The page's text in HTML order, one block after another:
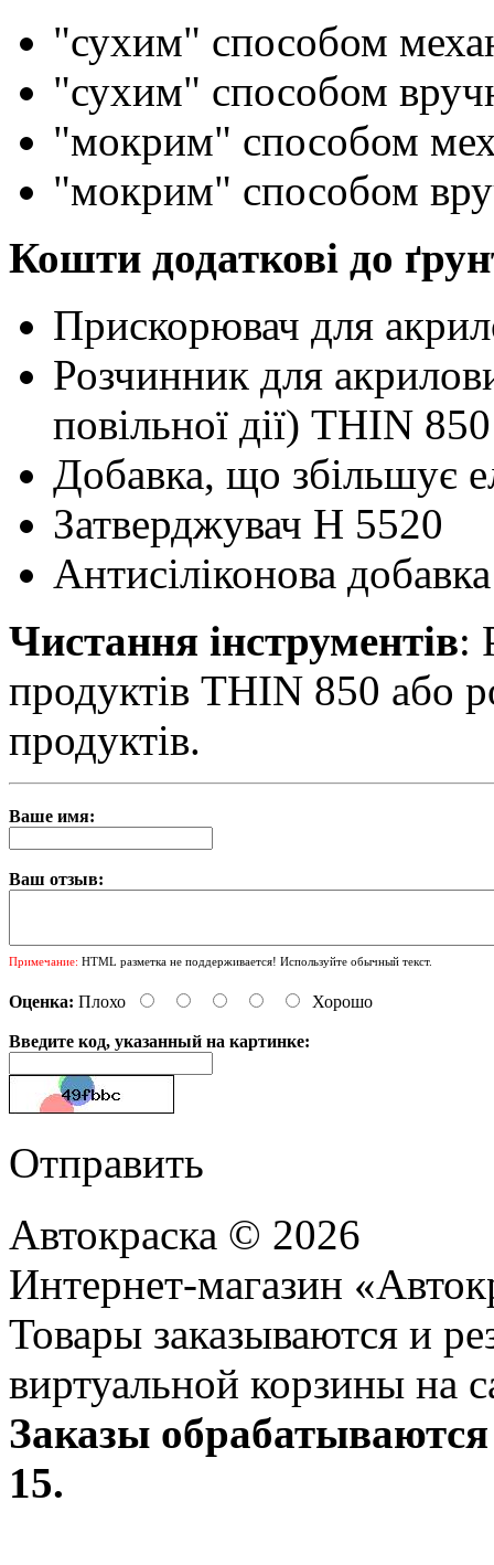
"сухим" способом
"сухим" способом
"мокрим" способом
"мокрим" способом
Кошти додаткові до
Прискорювач для
Розчинник для
повільної дії) THIN 850
Добавка, що збільшує
Затверджувач H 5520
Антисіліконова
Чистання інструментів:
продуктів THIN 850 або
продуктів.
Ваше имя:
Ваш отзыв:
Примечание: HTML разметка не поддерживается! Используйте обычный текст.
Оценка: Плохо Хорошо
Введите код, указанный на картинке:
Отправить
Автокраска © 2026
Интернет-магазин
Товары заказываются и
виртуальной корзины на
Заказы
15.